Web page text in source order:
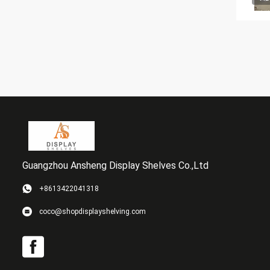
Guangzhou Ansheng Display Shelves Co.,Ltd
+8613422041318
coco@shopdisplayshelving.com